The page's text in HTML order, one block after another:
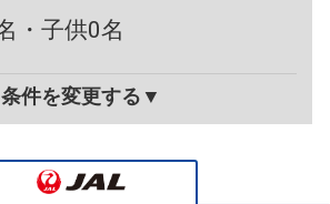
・子供0名
条件を変更する▼